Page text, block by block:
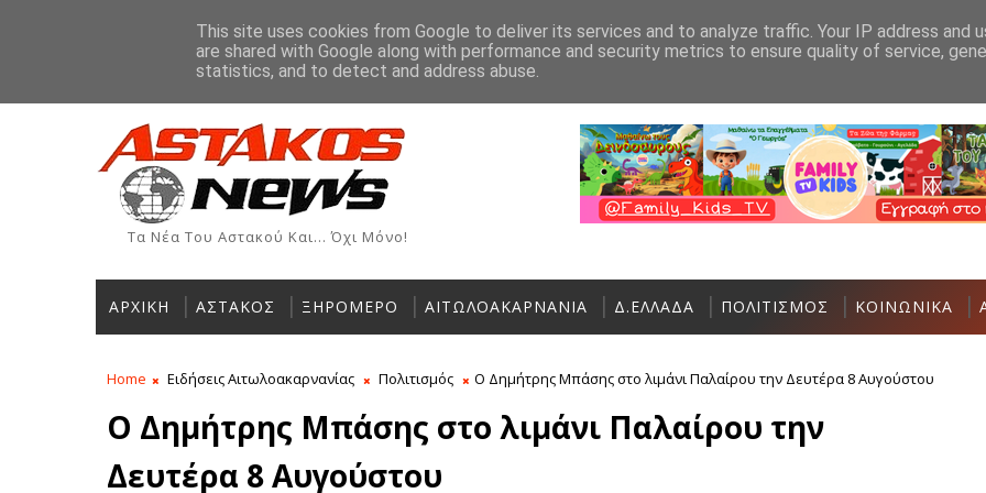
Ιστορία Χρήσιμα Τηλέφωνα Αγγελίες Ανακοίνωση Επικοινωνία
ΡΟΗ ΕΙΔΗΣΕΩΝ Ο Σύλλογος Γυναικών Αστακού σας καλεί στην
Τα Νέα Του Αστακού Και... Όχι Μόνο!
ΑΡΧΙΚΗ ΑΣΤΑΚΟΣ ΞΗΡΟΜΕΡΟ ΑΙΤΩΛΟΑΚΑΡΝΑΝΙΑ Δ.ΕΛΛΑΔΑ ΠΟΛΙΤΙΣΜΟΣ ΚΟΙΝΩΝΙΚΑ
Home Ειδήσεις Αιτωλοακαρνανίας Πολιτισμός Ο Δημήτρης Μπάσης στο λιμάνι Παλαίρου την Δευτέρα 8 Αυγούστου
Ο Δημήτρης Μπάσης στο λιμάνι Παλαίρου την
Δευτέρα 8 Αυγούστου
This site uses cookies from Google to deliver its services and to analyze traffic. Your IP address and
are shared with Google along with performance and security metrics to ensure quality of service,
statistics, and to detect and address abuse.